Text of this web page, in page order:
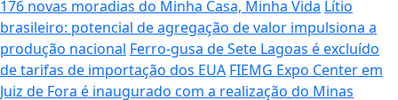
176 novas moradias do Minha Casa, Minha Vida Lítio
brasileiro: potencial de agregação de valor impulsiona a
produção nacional Ferro-gusa de Sete Lagoas é excluído
de tarifas de importação dos EUA FIEMG Expo Center em
Juiz de Fora é inaugurado com a realização do Minas